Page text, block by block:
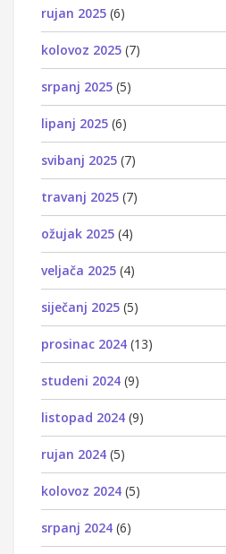
rujan 2025 (6)
kolovoz 2025 (7)
srpanj 2025 (5)
lipanj 2025 (6)
svibanj 2025 (7)
travanj 2025 (7)
ožujak 2025 (4)
veljača 2025 (4)
siječanj 2025 (5)
prosinac 2024 (13)
studeni 2024 (9)
listopad 2024 (9)
rujan 2024 (5)
kolovoz 2024 (5)
srpanj 2024 (6)